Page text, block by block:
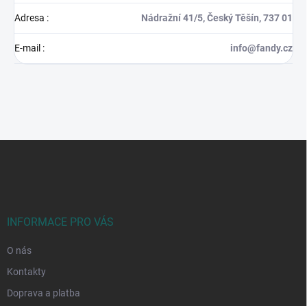
Adresa : Nádražní 41/5, Český Těšín, 737 01
E-mail : info@fandy.cz
INFORMACE PRO VÁS
O nás
Kontakty
Doprava a platba